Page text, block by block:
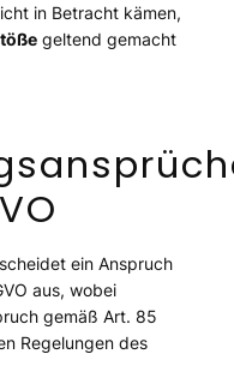
in Betracht kämen,
geltend gemacht
ein Anspruch
aus, wobei
gemäß Art. 85
Regelungen des